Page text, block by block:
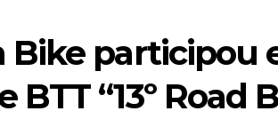
Bike participou
“13º Road